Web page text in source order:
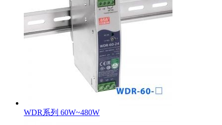
WDR系列 60W~480W